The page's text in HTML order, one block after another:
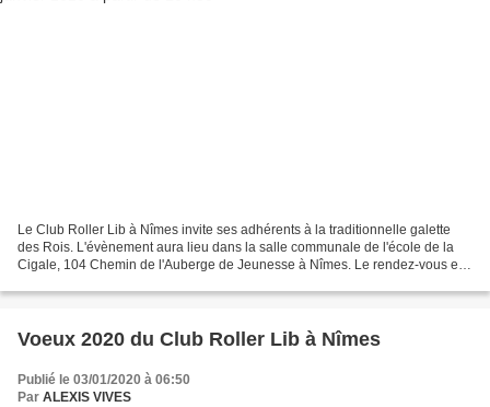
Le Club Roller Lib à Nîmes invite ses adhérents à la traditionnelle galette
des Rois. L'évènement aura lieu dans la salle communale de l'école de la
Cigale, 104 Chemin de l'Auberge de Jeunesse à Nîmes. Le rendez-vous est
Voeux 2020 du Club Roller Lib à Nîmes
Publié le 03/01/2020 à 06:50
Par ALEXIS VIVES